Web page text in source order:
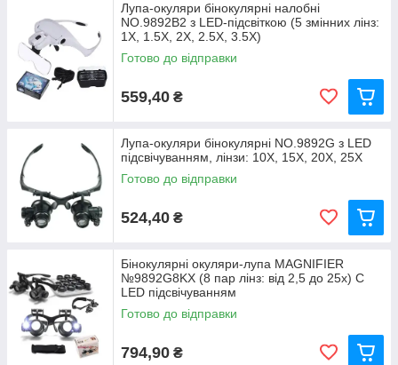
Лупа-окуляри бінокулярні налобні
NO.9892B2 з LED-підсвіткою (5 змінних лінз:
1X, 1.5X, 2X, 2.5X, 3.5X)
Готово до відправки
559,40 ₴
Лупа-окуляри бінокулярні NO.9892G з LED
підсвічуванням, лінзи: 10Х, 15X, 20X, 25X
Готово до відправки
524,40 ₴
Бінокулярні окуляри-лупа MAGNIFIER
№9892G8KX (8 пар лінз: від 2,5 до 25х) C
LED підсвічуванням
Готово до відправки
794,90 ₴